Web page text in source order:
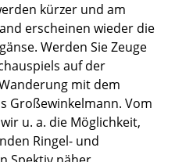
kürzer und am
erscheinen wieder die
Werden Sie Zeuge
auf der
mit dem
Großewinkelmann. Vom
u. a. die Möglichkeit,
Ringel- und